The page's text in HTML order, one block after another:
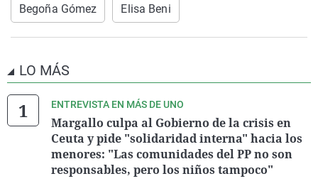
Begoña Gómez Elisa Beni
LO MÁS
ENTREVISTA EN MÁS DE UNO
Margallo culpa al Gobierno de la crisis en
Ceuta y pide "solidaridad interna" hacia los
menores: "Las comunidades del PP no son
responsables, pero los niños tampoco"